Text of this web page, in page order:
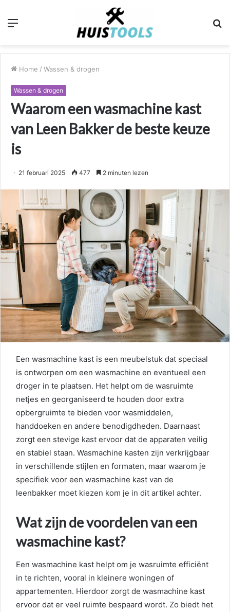
Menu
Home / Wassen & drogen
Wassen & drogen
Waarom een wasmachine kast
van Leen Bakker de beste keuze
is
21 februari 2025 477 2 minuten lezen
Een wasmachine kast is een meubelstuk dat speciaal
is ontworpen om een wasmachine en eventueel een
droger in te plaatsen. Het helpt om de wasruimte
netjes en georganiseerd te houden door extra
opbergruimte te bieden voor wasmiddelen,
handdoeken en andere benodigdheden. Daarnaast
zorgt een stevige kast ervoor dat de apparaten veilig
en stabiel staan. Wasmachine kasten zijn verkrijgbaar
in verschillende stijlen en formaten, maar waarom je
specifiek voor een wasmachine kast van de
leenbakker moet kiezen kom je in dit artikel achter.
Wat zijn de voordelen van een
wasmachine kast?
Een wasmachine kast helpt om je wasruimte efficiënt
in te richten, vooral in kleinere woningen of
appartementen. Hierdoor zorgt de wasmachine kast
ervoor dat er veel ruimte bespaard wordt. Zo biedt het